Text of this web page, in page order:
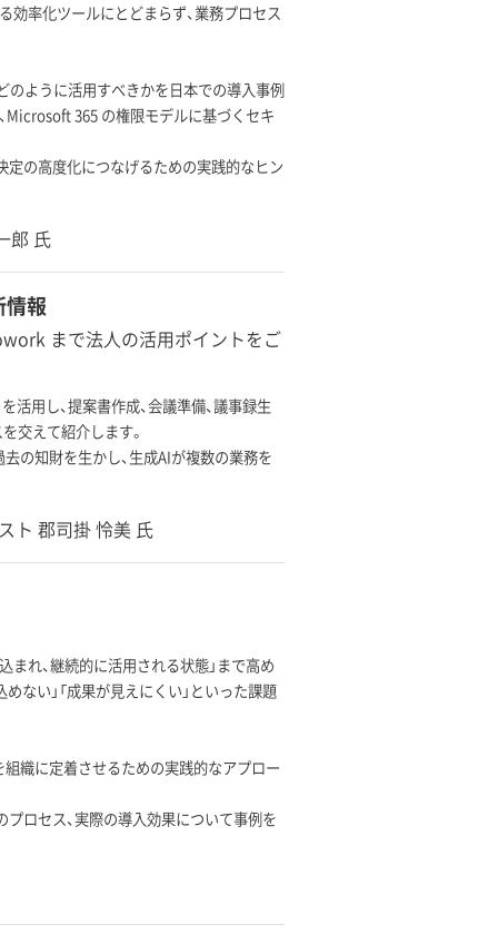
効率化ツールにとどまらず、業務プロセス
のように活用すべきかを日本での導入事例
Microsoft 365 の権限モデルに基づくセキ
定の高度化につなげるための実践的なヒン
郎 氏
報
まで法人の活用ポイントをご
用し、提案書作成、会議準備、議事録生
交えて紹介します。
の知財を生かし、生成AIが複数の業務を
ト 郡司掛 怜美 氏
まれ、継続的に活用される状態」まで高め
ない」「成果が見えにくい」といった課題
織に定着させるための実践的なアプロー
ロセス、実際の導入効果について事例を